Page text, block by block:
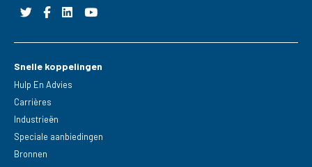
Snelle koppelingen
Hulp En Advies
Carrières
Industrieën
Speciale aanbiedingen
Bronnen